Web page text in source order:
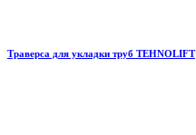
Траверса для укладки труб TEHNOLIFT